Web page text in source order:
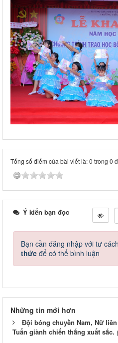
Tổng số điểm của bài viết là: 0 trong 0
Ý kiến bạn đọc
Bạn cần đăng nhập với tư
thức để có thể bình luận
Những tin mới hơn
Đội bóng chuyền Nam, Nữ
Tuấn giành chiến thắng xuất sắc.